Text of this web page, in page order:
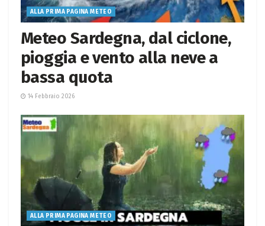
ALLA PRIMA PAGINA METEO
Meteo Sardegna, dal ciclone,
pioggia e vento alla neve a
bassa quota
14 Febbraio 2026
ALLA PRIMA PAGINA METEO